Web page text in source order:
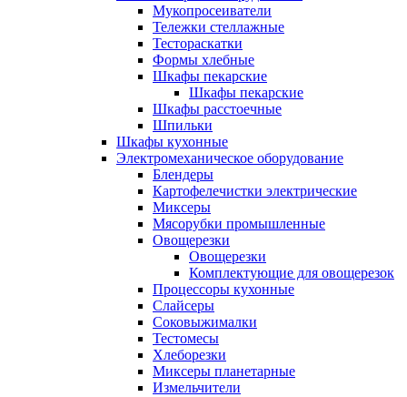
Мукопросеиватели
Тележки стеллажные
Тестораскатки
Формы хлебные
Шкафы пекарские
Шкафы пекарские
Шкафы расстоечные
Шпильки
Шкафы кухонные
Электромеханическое оборудование
Блендеры
Картофелечистки электрические
Миксеры
Мясорубки промышленные
Овощерезки
Овощерезки
Комплектующие для овощерезок
Процессоры кухонные
Слайсеры
Соковыжималки
Тестомесы
Хлеборезки
Миксеры планетарные
Измельчители